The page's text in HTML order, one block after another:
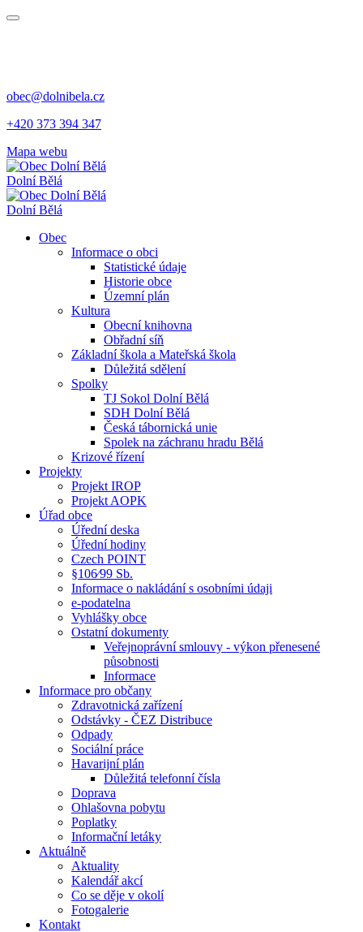
obec@dolnibela.cz
+420 373 394 347
Mapa webu
Dolní Bělá
Dolní Bělá
Obec
Informace o obci
Statistické údaje
Historie obce
Územní plán
Kultura
Obecní knihovna
Obřadní síň
Základní škola a Mateřská škola
Důležitá sdělení
Spolky
TJ Sokol Dolní Bělá
SDH Dolní Bělá
Česká tábornická unie
Spolek na záchranu hradu Bělá
Krizové řízení
Projekty
Projekt IROP
Projekt AOPK
Úřad obce
Úřední deska
Úřední hodiny
Czech POINT
§106⁄99 Sb.
Informace o nakládání s osobními údaji
e-podatelna
Vyhlášky obce
Ostatní dokumenty
Veřejnoprávní smlouvy - výkon přenesené
působnosti
Informace
Informace pro občany
Zdravotnická zařízení
Odstávky - ČEZ Distribuce
Odpady
Sociální práce
Havarijní plán
Důležitá telefonní čísla
Doprava
Ohlašovna pobytu
Poplatky
Informační letáky
Aktuálně
Aktuality
Kalendář akcí
Co se děje v okolí
Fotogalerie
Kontakt